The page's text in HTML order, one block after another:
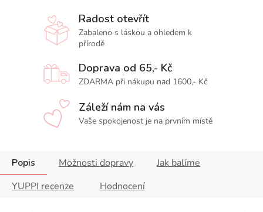
Radost otevřít
Zabaleno s láskou a ohledem k
přírodě
Doprava od 65,- Kč
ZDARMA při nákupu nad 1600,- Kč
Záleží nám na vás
Vaše spokojenost je na prvním místě
Popis Možnosti dopravy
Jak balíme
YUPPI recenze
Hodnocení